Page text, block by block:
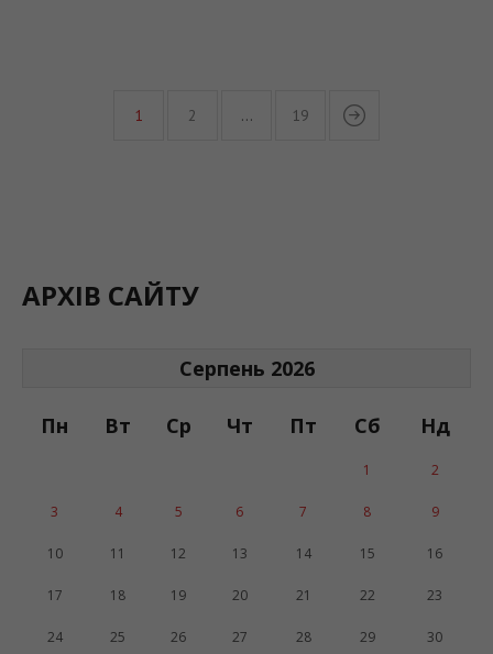
1 2 … 19
АРХІВ САЙТУ
Серпень 2026
Пн Вт Ср Чт Пт Сб Нд
1 2
3 4 5 6 7 8 9
10 11 12 13 14 15 16
17 18 19 20 21 22 23
24 25 26 27 28 29 30